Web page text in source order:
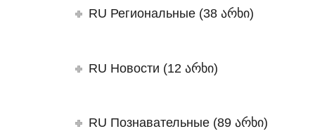
RU Региональные (38 არხი)
RU Новости (12 არხი)
RU Познавательные (89 არხი)